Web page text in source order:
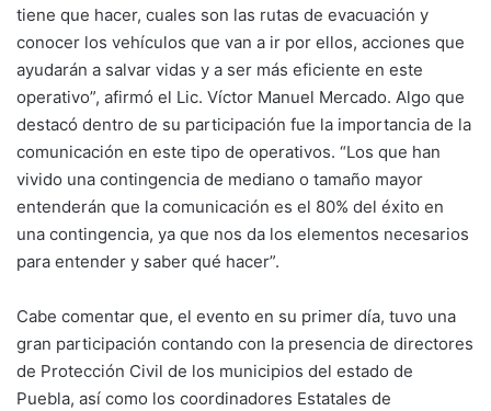
tiene que hacer, cuales son las rutas de evacuación y
conocer los vehículos que van a ir por ellos, acciones que
ayudarán a salvar vidas y a ser más eficiente en este
operativo”, afirmó el Lic. Víctor Manuel Mercado. Algo que
destacó dentro de su participación fue la importancia de la
comunicación en este tipo de operativos. “Los que han
vivido una contingencia de mediano o tamaño mayor
entenderán que la comunicación es el 80% del éxito en
una contingencia, ya que nos da los elementos necesarios
para entender y saber qué hacer”.
Cabe comentar que, el evento en su primer día, tuvo una
gran participación contando con la presencia de directores
de Protección Civil de los municipios del estado de
Puebla, así como los coordinadores Estatales de